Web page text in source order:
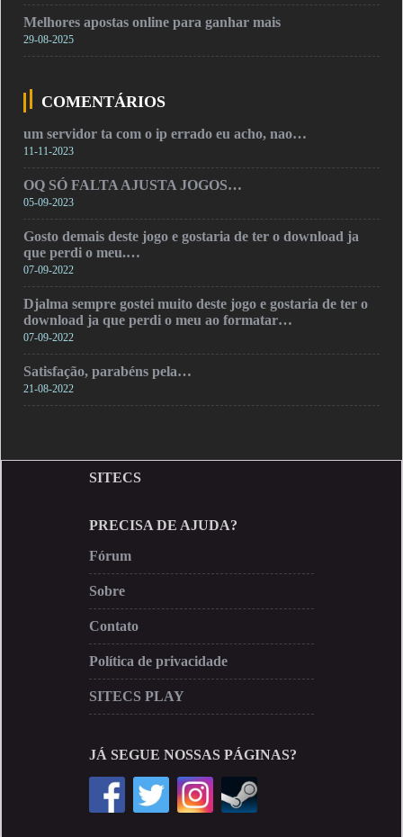
Melhores apostas online para ganhar mais
29-08-2025
COMENTÁRIOS
um servidor ta com o ip errado eu acho, nao…
11-11-2023
OQ SÓ FALTA AJUSTA JOGOS…
05-09-2023
Gosto demais deste jogo e gostaria de ter o download ja
que perdi o meu.…
07-09-2022
Djalma sempre gostei muito deste jogo e gostaria de ter o
download ja que perdi o meu ao formatar…
07-09-2022
Satisfação, parabéns pela…
21-08-2022
SITECS
PRECISA DE AJUDA?
Fórum
Sobre
Contato
Política de privacidade
SITECS PLAY
JÁ SEGUE NOSSAS PÁGINAS?